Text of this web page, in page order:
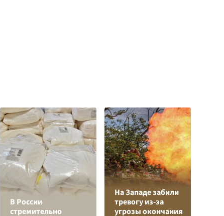
В России
стремительно
На Западе забили
тревогу из-за
угрозы окончания